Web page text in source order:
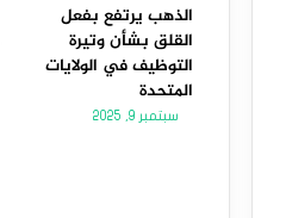
الذهب يرتفع بفعل
القلق بشأن وتيرة
التوظيف في الولايات
المتحدة
سبتمبر 9, 2025